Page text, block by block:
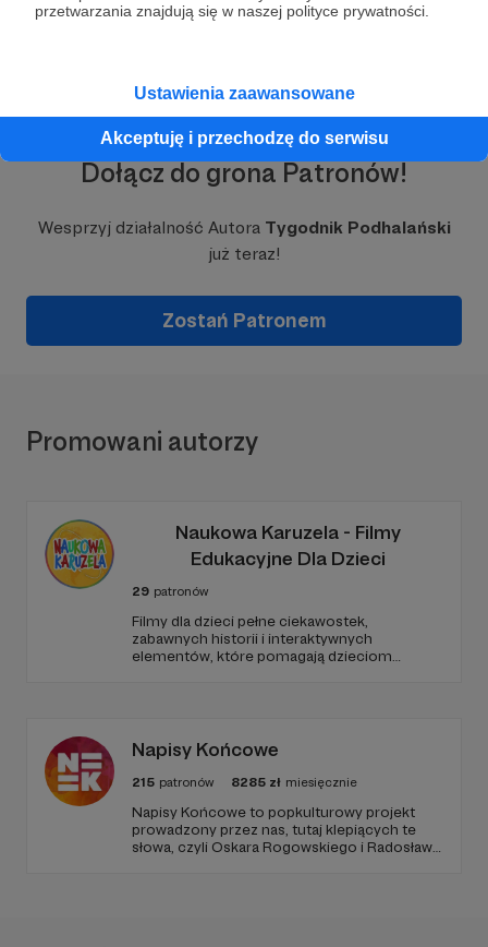
przetwarzania znajdują się w naszej polityce prywatności.
Ustawienia zaawansowane
Akceptuję i przechodzę do serwisu
Dołącz do grona Patronów!
Wesprzyj działalność Autora Tygodnik Podhalański
już teraz!
Zostań Patronem
Promowani autorzy
Naukowa Karuzela - Filmy
Edukacyjne Dla Dzieci
29 patronów
Filmy dla dzieci pełne ciekawostek,
zabawnych historii i interaktywnych
elementów, które pomagają dzieciom
podaną w przystępny i angażujący sposób.
Napisy Końcowe
215 patronów 8285 zł miesięcznie
Napisy Końcowe to popkulturowy projekt
prowadzony przez nas, tutaj klepiących te
słowa, czyli Oskara Rogowskiego i Radosława